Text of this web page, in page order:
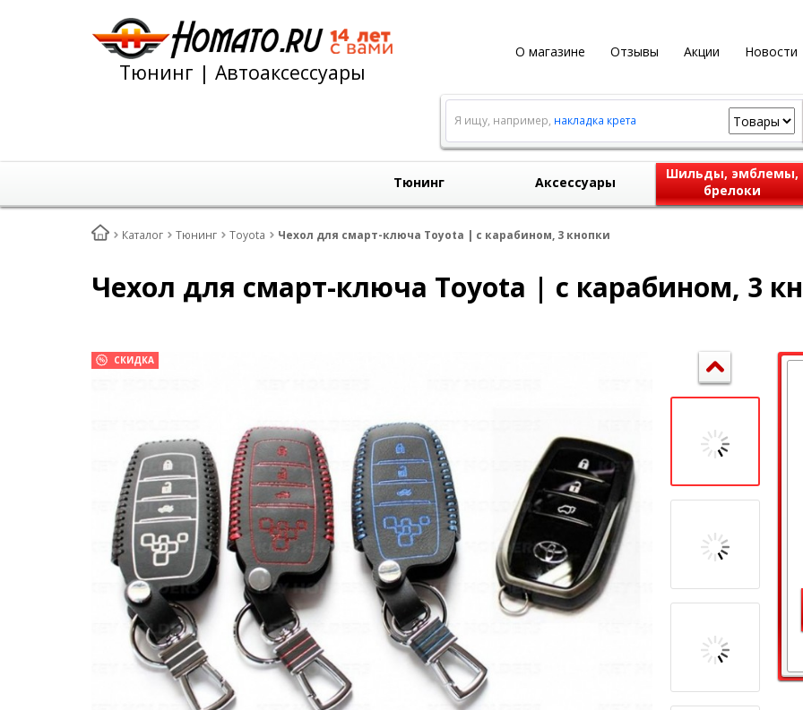
О магазине Отзывы Акции Новости
Тюнинг | Автоаксессуары
Я ищу, например, накладка крета
Тюнинг Аксессуары
Шильды, эмблемы,
брелоки
Каталог Тюнинг Toyota Чехол для смарт-ключа Toyota | с карабином, 3 кнопки
Чехол для смарт-ключа Toyota | с карабином, 3
СКИДКА